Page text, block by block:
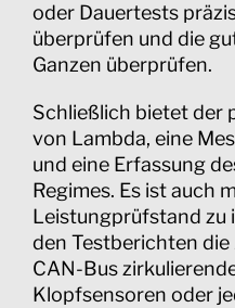
oder Dauertests
überprüfen und die
Ganzen überprüfen.
Schließlich bietet der
von Lambda, eine
und eine Erfassung
Regimes. Es ist auch
Leistungprüfstand zu
den Testberichten
CAN-Bus
Klopfsensoren oder